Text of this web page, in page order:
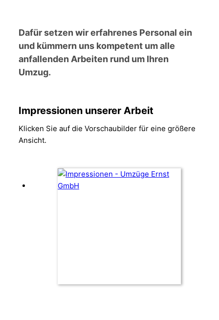
Dafür setzen wir erfahrenes Personal ein
und kümmern uns kompetent um alle
anfallenden Arbeiten rund um Ihren
Umzug.
Impressionen unserer Arbeit
Klicken Sie auf die Vorschaubilder für eine größere
Ansicht.